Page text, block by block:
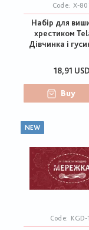
Code: Х-
Набір для
хрестиком
Дівчинка і
18,91 USD
Buy
NEW
Code: KGD-